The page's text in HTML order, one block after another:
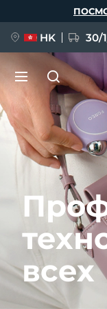
всех
HK 30/
НОВИНКА
FLIP™ play
ПОДАРКИ
For
Язык
English
Français
Polski
Türkçe